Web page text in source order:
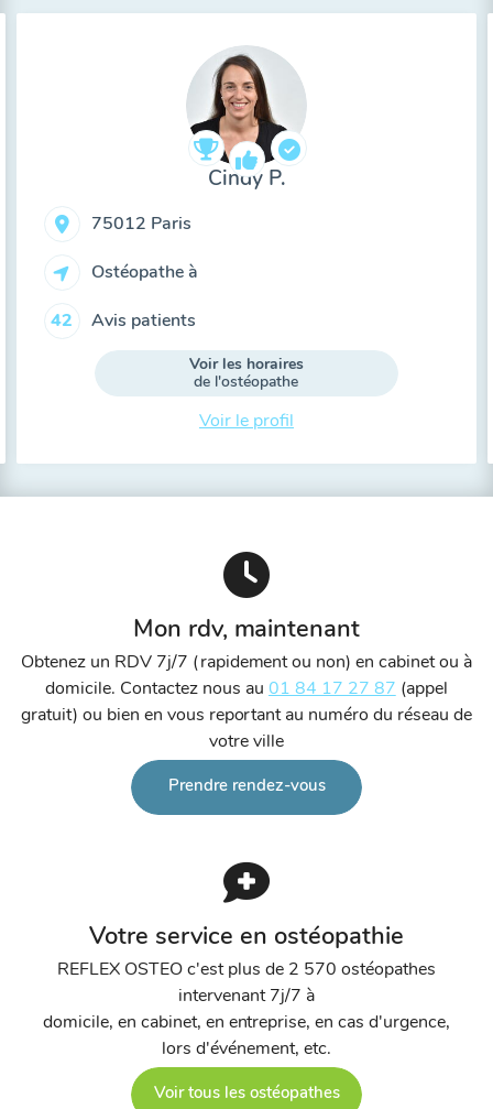
Cindy P.
75012 Paris
Ostéopathe à
42 Avis patients
Voir les horaires
de l'ostéopathe
Voir le profil
Mon rdv, maintenant
Obtenez un RDV 7j/7 (rapidement ou non) en cabinet ou à
domicile. Contactez nous au 01 84 17 27 87 (appel
gratuit) ou bien en vous reportant au numéro du réseau de
votre ville
Prendre rendez-vous
Votre service en ostéopathie
REFLEX OSTEO c'est plus de 2 570 ostéopathes
intervenant 7j/7 à
domicile, en cabinet, en entreprise, en cas d'urgence,
lors d'événement, etc.
Voir tous les ostéopathes